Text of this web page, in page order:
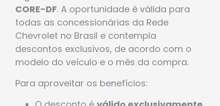
CORE-DF. A oportunidade é válida para
todas as concessionárias da Rede
Chevrolet no Brasil e contempla
descontos exclusivos, de acordo com o
modelo do veículo e o mês da compra.
Para aproveitar os benefícios: